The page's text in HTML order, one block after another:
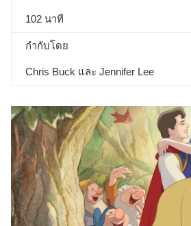
102 นาที
กำกับโดย
Chris Buck และ Jennifer Lee